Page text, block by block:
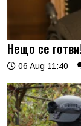
Нещо се
06 Aug 11:40